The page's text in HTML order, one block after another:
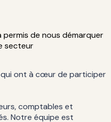
permis de nous démarquer
secteur
qui ont à cœur de participer
comptables et
Notre équipe est